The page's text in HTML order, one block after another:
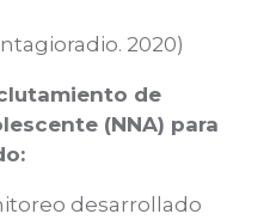
. 2020)
de
(NNA) para
desarrollado